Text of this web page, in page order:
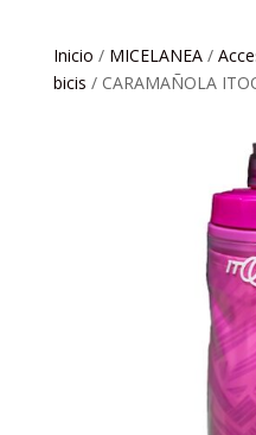
Inicio / MICELANEA/
bicis / CARAMAÑOLA